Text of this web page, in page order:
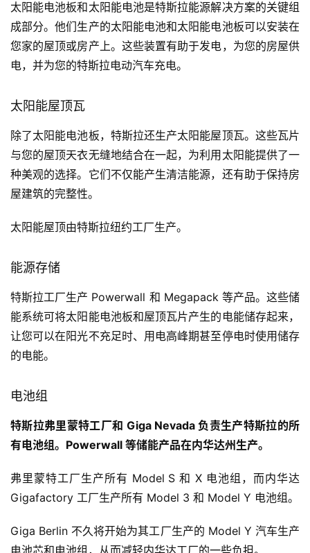
太阳能电池板和太阳能电池是特斯拉能源解决方案的关键组
成部分。他们生产的太阳能电池和太阳能电池板可以安装在
您家的屋顶或房产上。这些装置有助于发电，为您的房屋供
电，并为您的特斯拉电动汽车充电。
太阳能屋顶瓦
除了太阳能电池板，特斯拉还生产太阳能屋顶瓦。这些瓦片
与您的屋顶天衣无缝地结合在一起，为利用太阳能提供了一
种美观的选择。它们不仅能产生清洁能源，还有助于保持房
屋建筑的完整性。
太阳能屋顶由特斯拉纽约工厂生产。
能源存储
特斯拉工厂生产 Powerwall 和 Megapack 等产品。这些储
能系统可将太阳能电池板和屋顶瓦片产生的电能储存起来，
让您可以在阳光不充足时、用电高峰期甚至停电时使用储存
的电能。
电池组
特斯拉弗里蒙特工厂和 Giga Nevada 负责生产特斯拉的所
有电池组。Powerwall 等储能产品在内华达州生产。
弗里蒙特工厂生产所有 Model S 和 X 电池组，而内华达
Gigafactory 工厂生产所有 Model 3 和 Model Y 电池组。
Giga Berlin 不久将开始为其工厂生产的 Model Y 汽车生产
电池芯和电池组，从而减轻内华达工厂的一些负担。